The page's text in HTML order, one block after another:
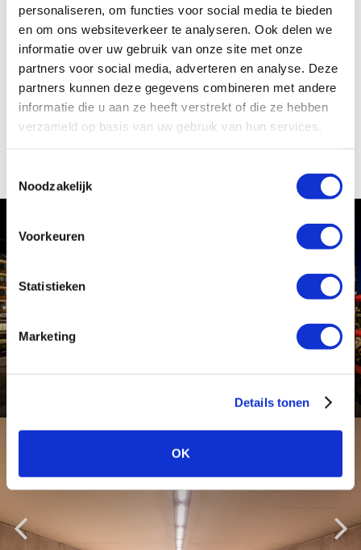
personaliseren, om functies voor social media te bieden
en om ons websiteverkeer te analyseren. Ook delen we
informatie over uw gebruik van onze site met onze
partners voor social media, adverteren en analyse. Deze
partners kunnen deze gegevens combineren met andere
informatie die u aan ze heeft verstrekt of die ze hebben
verzameld op basis van uw gebruik van hun services.
Noodzakelijk
Voorkeuren
Statistieken
Marketing
Details tonen
OK
Vrijblijvende offerte
Geïnteresseerd in dit product van LIGHT International? We maken
graag een offerte voor u op. Uiteraard is deze offerte geheel
vrijblijvend en zit u nergens aan vast.
Project
Krommenie Assendelft NS